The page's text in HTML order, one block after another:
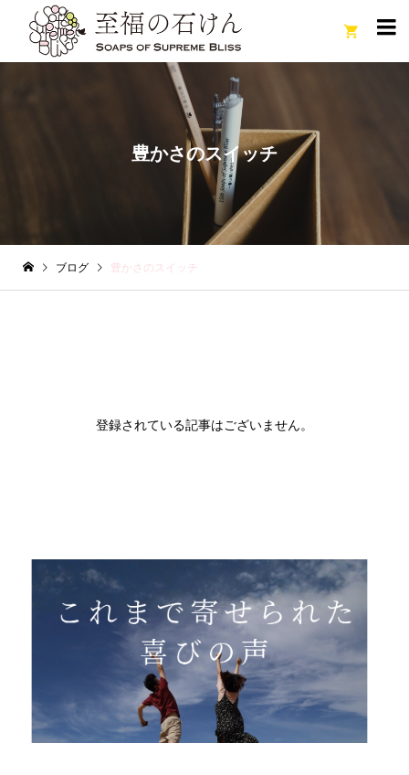

豊かさのスイッチ
ブログ 豊かさのスイッチ
登録されている記事はございません。